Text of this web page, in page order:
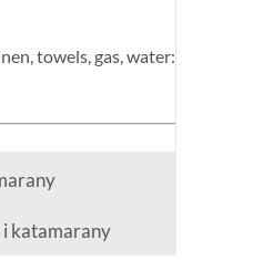
towels, gas, water:
i katamarany